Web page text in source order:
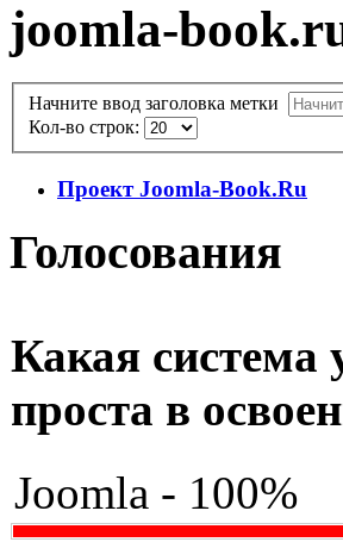
joomla-
Начните ввод заголовка метки
Кол-во строк:
Проект Joomla-Book.Ru
Голосования
Какая система
проста в
Joomla - 100%